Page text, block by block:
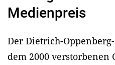
Medienpreis
Der Dietrich-
dem 2000 verstorbenen